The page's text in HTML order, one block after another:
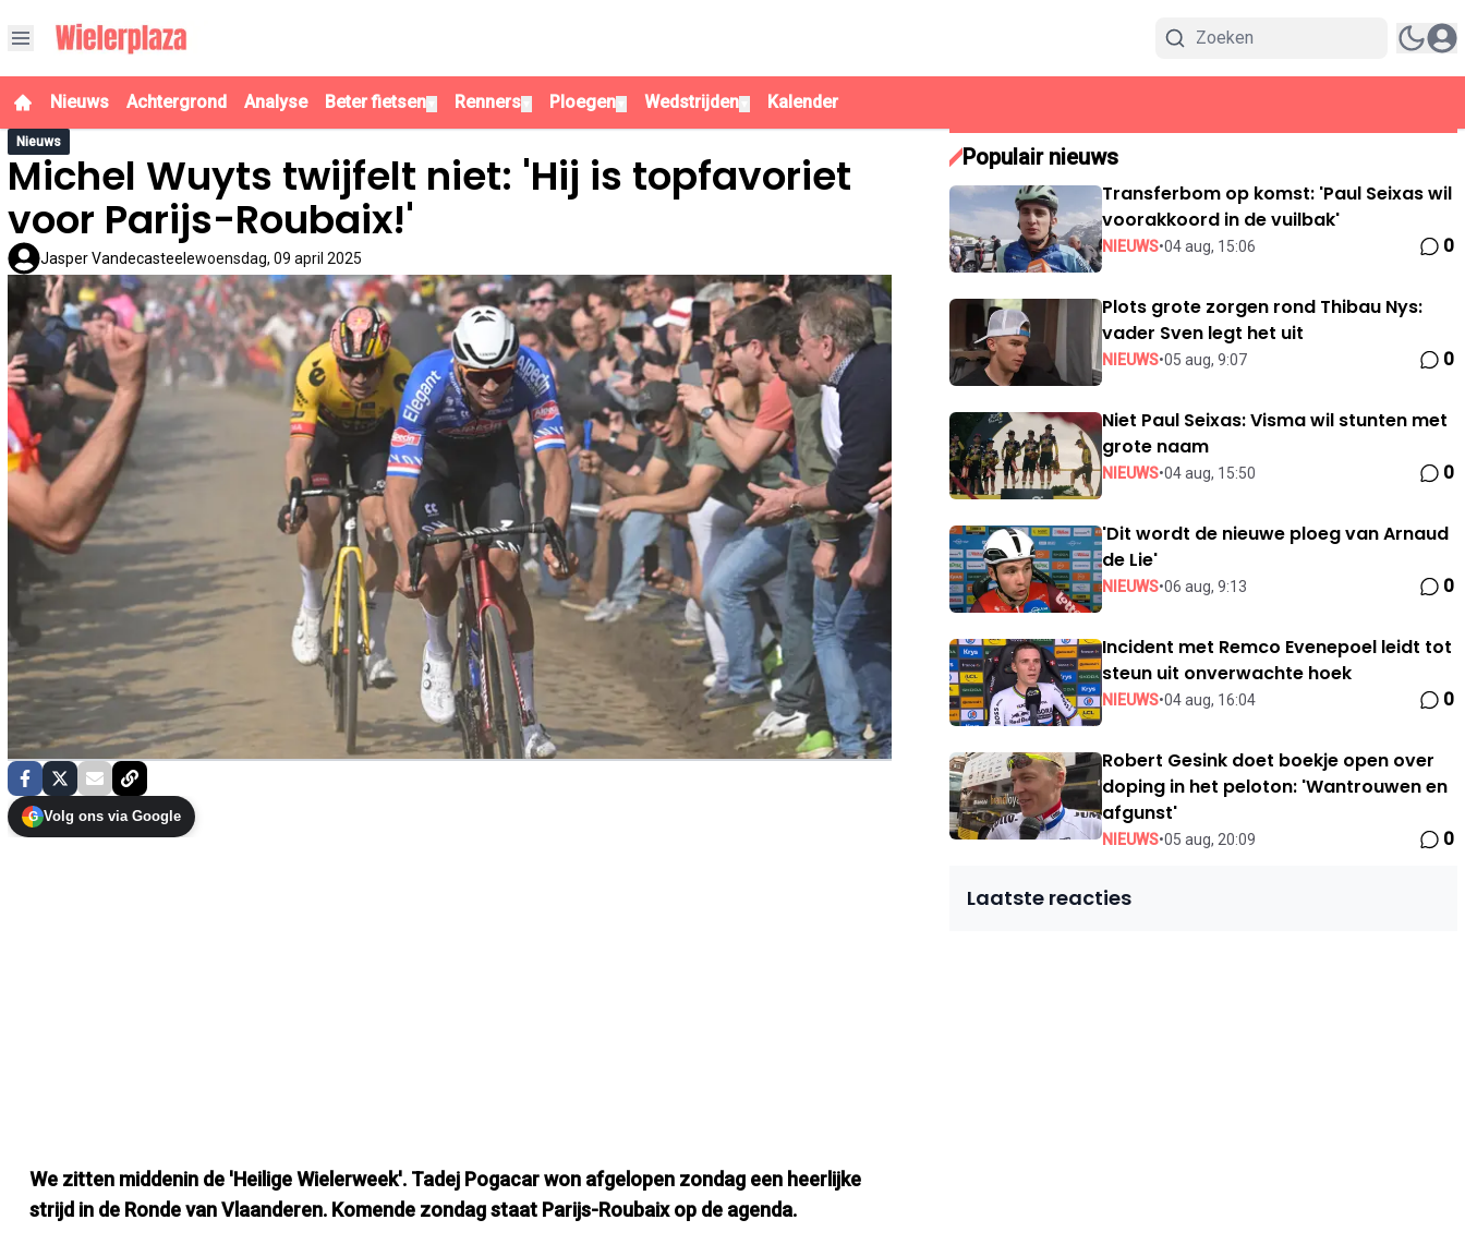
Nieuws Achtergrond Analyse Beter fietsen Renners Ploegen Wedstrijden Kalender
Nieuws
Michel Wuyts twijfelt niet: 'Hij is topfavoriet
voor Parijs-Roubaix!'
Jasper Vandecasteelewoensdag, 09 april 2025
G Volg ons via Google
We zitten middenin de 'Heilige Wielerweek'. Tadej Pogacar won afgelopen zondag een heerlijke
strijd in de Ronde van Vlaanderen. Komende zondag staat Parijs-Roubaix op de agenda.
Populair nieuws
Transferbom op komst: 'Paul Seixas wil
voorakkoord in de vuilbak'
NIEUWS•04 aug, 15:06 0
Plots grote zorgen rond Thibau Nys:
vader Sven legt het uit
NIEUWS•05 aug, 9:07 0
Niet Paul Seixas: Visma wil stunten met
grote naam
NIEUWS•04 aug, 15:50 0
'Dit wordt de nieuwe ploeg van Arnaud
de Lie'
NIEUWS•06 aug, 9:13 0
Incident met Remco Evenepoel leidt tot
steun uit onverwachte hoek
NIEUWS•04 aug, 16:04 0
Robert Gesink doet boekje open over
doping in het peloton: 'Wantrouwen en
afgunst'
NIEUWS•05 aug, 20:09 0
Laatste reacties